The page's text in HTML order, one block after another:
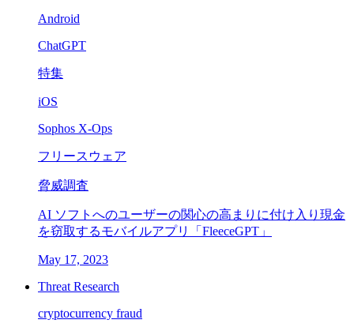
Android
ChatGPT
特集
iOS
Sophos X-Ops
フリースウェア
脅威調査
AI ソフトへのユーザーの関心の高まりに付け入り現金
を窃取するモバイルアプリ「FleeceGPT」
May 17, 2023
Threat Research
cryptocurrency fraud